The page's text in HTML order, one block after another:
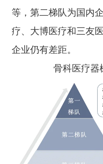
等，第二梯队为国内
疗、大博医疗和三友
企业仍有差距。
骨科医疗器